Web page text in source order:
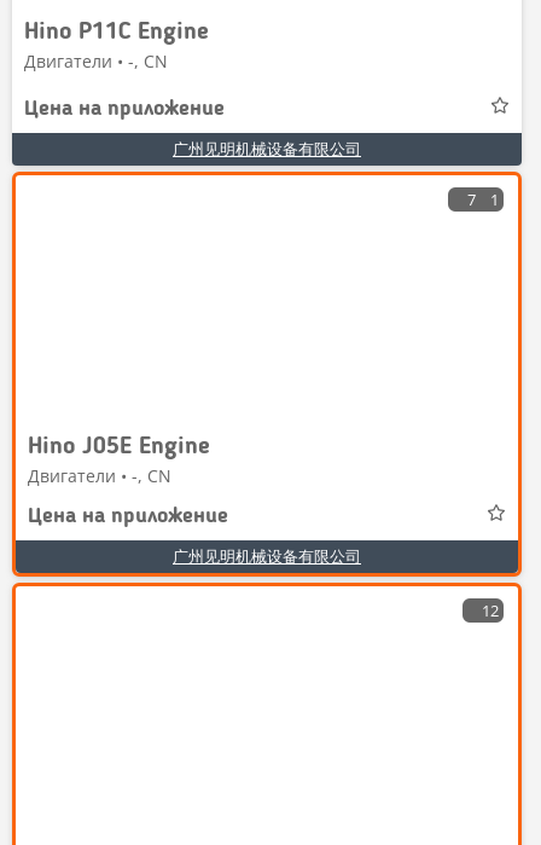
Hino P11C Engine
Двигатели • -, CN
Цена на приложение
广州见明机械设备有限公司
7 1
Hino J05E Engine
Двигатели • -, CN
Цена на приложение
广州见明机械设备有限公司
12